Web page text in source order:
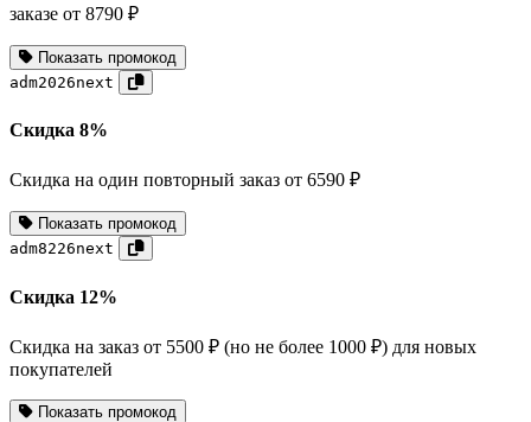
заказе от 8790 ₽
Показать промокод
adm2026next
Скидка 8%
Скидка на один повторный заказ от 6590 ₽
Показать промокод
adm8226next
Скидка 12%
Скидка на заказ от 5500 ₽ (но не более 1000 ₽) для новых
покупателей
Показать промокод